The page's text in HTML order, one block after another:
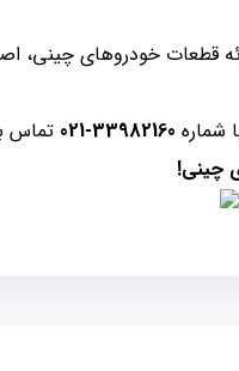
قطعات خودروهای
شماره 33982160-021
تماس
چینی!